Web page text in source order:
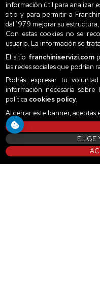
información útil para analizar
sitio y para permitir a
dal 1979 mejorar su
Con estas cookies no se
usuario. La información se
El sitio franchiniservizi.com
las redes sociales que podrían
Podrás expresar tu
información necesaria sobre
política cookies policy.
Al cerrar este banner, aceptas
ELIGE